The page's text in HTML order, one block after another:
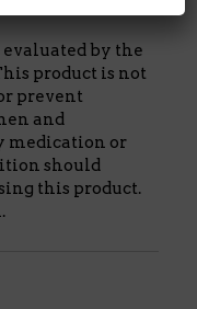
by the
product is not
prevent
and
medication or
should
this product.